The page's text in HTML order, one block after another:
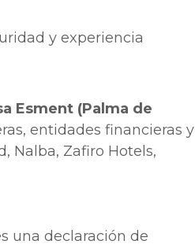
y experiencia
Esment (Palma de
entidades financieras y
Nalba, Zafiro Hotels,
una declaración de